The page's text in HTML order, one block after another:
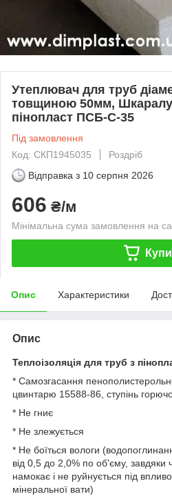
Утеплювач для труб
товщиною 50мм,
пінопласт ПСБ-С-35
Під замовлення
Код: СКП1945035
Роздріб
Відправка з 10 серпня 2026
606 ₴/м
Мінімальна сума замовлення на
Опис Характеристики
Опис
Теплоізоляція для труб з
* Самозгасання
цвинтарю 15588-86, ступінь
* Не гниє
* Не злежується
* Не боїться вологи
від 0,5 до 2,0% по об'єму, завдяки
намокає і не руйнується під
мінеральної вати)